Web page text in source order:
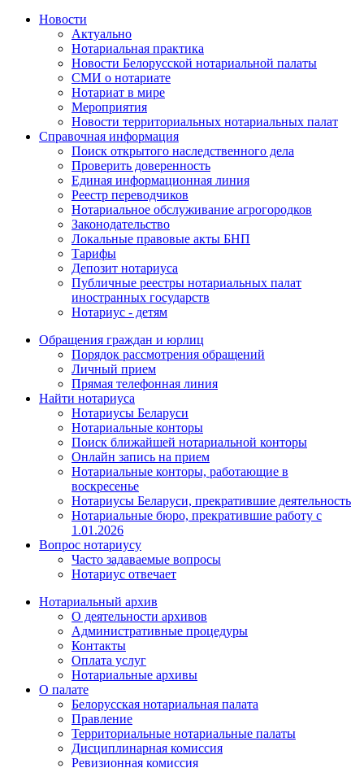
Новости
Актуально
Нотариальная практика
Новости Белорусской нотариальной палаты
СМИ о нотариате
Нотариат в мире
Мероприятия
Новости территориальных нотариальных палат
Справочная информация
Поиск открытого наследственного дела
Проверить доверенность
Единая информационная линия
Реестр переводчиков
Нотариальное обслуживание агрогородков
Законодательство
Локальные правовые акты БНП
Тарифы
Депозит нотариуса
Публичные реестры нотариальных палат
иностранных государств
Нотариус - детям
Обращения граждан и юрлиц
Порядок рассмотрения обращений
Личный прием
Прямая телефонная линия
Найти нотариуса
Нотариусы Беларуси
Нотариальные конторы
Поиск ближайшей нотариальной конторы
Онлайн запись на прием
Нотариальные конторы, работающие в
воскресенье
Нотариусы Беларуси, прекратившие деятельность
Нотариальные бюро, прекратившие работу с
1.01.2026
Вопрос нотариусу
Часто задаваемые вопросы
Нотариус отвечает
Нотариальный архив
О деятельности архивов
Административные процедуры
Контакты
Оплата услуг
Нотариальные архивы
О палате
Белорусская нотариальная палата
Правление
Территориальные нотариальные палаты
Дисциплинарная комиссия
Ревизионная комиссия